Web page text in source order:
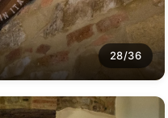
28/36